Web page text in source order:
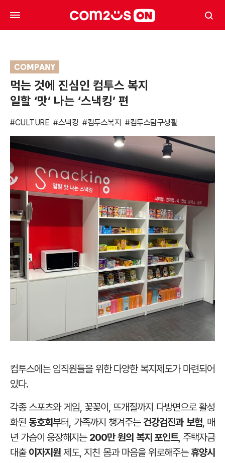
COMPANY
먹는 것에 진심인 컴투스 복지
일할 ‘맛’ 나는 ‘스낵킹’ 편
#CULTURE #스낵킹 #컴투스복지 #컴투스탐구생활
컴투스에는 임직원들을 위한 다양한 복지제도가 마련되어
있다.
각종 스포츠와 게임, 꽃꽂이, 뜨개질까지 다방면으로 활성
화된동호회부터, 가족까지 챙겨주는 건강검진과 보험, 매
년 가슴이 웅장해지는 200만 원의 복지 포인트, 주택자금
대출 이자지원 제도, 지친 몸과 마음을 위로해주는휴양시